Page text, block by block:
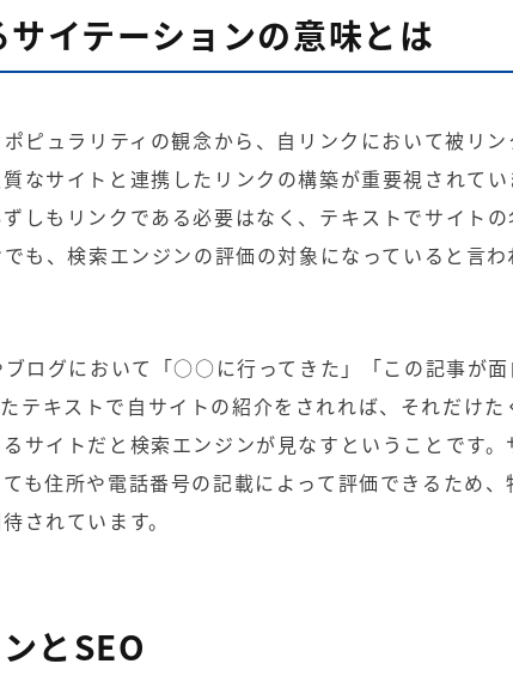
イテーションの意味とは
ピュラリティの観念から、自リンクにおいて被リン
なサイトと連携したリンクの構築が重要視されてい
しもリンクである必要はなく、テキストでサイトの
も、検索エンジンの評価の対象になっていると言わ
ログにおいて「○○に行ってきた」「この記事が面
キストで自サイトの紹介をされれば、それだけた
サイトだと検索エンジンが見なすということです。
も住所や電話番号の記載によって評価できるため、
されています。
とSEO